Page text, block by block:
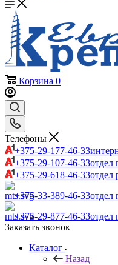
Корзина 0
Телефоны
+375-29-177-46-33
+375-29-107-46-33отдел
+375-29-618-46-33отдел
+375-33-389-46-33отдел
+375-29-877-46-33отдел
Заказать звонок
Каталог
Назад